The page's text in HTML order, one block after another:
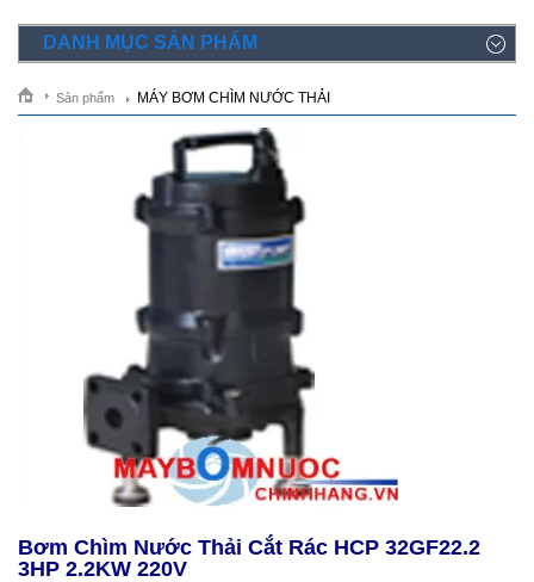
DANH MỤC SẢN PHẨM
Sản phẩm MÁY BƠM CHÌM NƯỚC THẢI
Bơm Chìm Nước Thải Cắt Rác HCP 32GF22.2
3HP 2.2KW 220V